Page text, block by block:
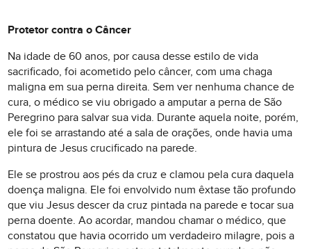
Protetor contra o Câncer
Na idade de 60 anos, por causa desse estilo de vida
sacrificado, foi acometido pelo câncer, com uma chaga
maligna em sua perna direita. Sem ver nenhuma chance de
cura, o médico se viu obrigado a amputar a perna de São
Peregrino para salvar sua vida. Durante aquela noite, porém,
ele foi se arrastando até a sala de orações, onde havia uma
pintura de Jesus crucificado na parede.
Ele se prostrou aos pés da cruz e clamou pela cura daquela
doença maligna. Ele foi envolvido num êxtase tão profundo
que viu Jesus descer da cruz pintada na parede e tocar sua
perna doente. Ao acordar, mandou chamar o médico, que
constatou que havia ocorrido um verdadeiro milagre, pois a